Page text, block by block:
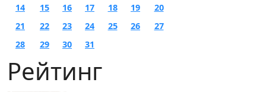
14
15 16 17 18 19
20
21
22 23 24 25 26
27
28
29 30 31
Рейтинг